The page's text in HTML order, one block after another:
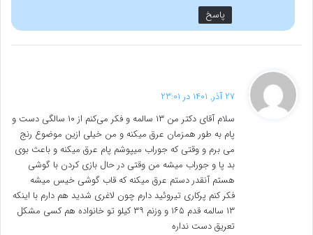
پاسخ
ف
:
27 آذر, 1401 در 23:01
سلام آقای دکتر من ۱۳ سالمه و فکر می‌کنم از ۱۰ سالگی دست و
پام به طور همزمان عرق میکنه و من خیلی ازین موضوع رنج
می برم و وقتی که جوراب میپوشم پام عرق میکنه و باعث بوی
بد پا و جوراب میشه من وقتی در حال بازی کردن با گوشی
هستم آنقدر دستم عرق میکنه که قاب گوشی خیس میشه
فکر کنم پرکاری تیروئید دارم چون لاغری شدید هم دارم با اینکه
۱۳ سالمه قدم ۱۶۵ و وزنم ۳۹ کیلو تو خانواده هم کسی مشکل
تعریق دست نداره